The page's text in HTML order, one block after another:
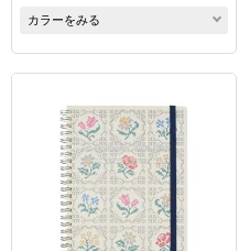
カラーをみる